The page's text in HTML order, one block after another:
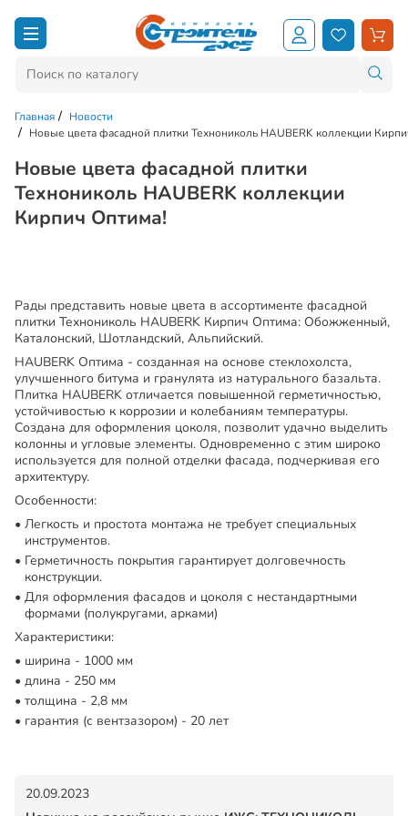
Главная
Новости
Новые цвета фасадной плитки Технониколь HAUBERK коллекции
Новые цвета фасадной плитки
Технониколь HAUBERK коллекции
Кирпич Оптима!
Рады представить новые цвета в ассортименте фасадной
плитки Технониколь HAUBERK Кирпич Оптима: Обожженный,
Каталонский, Шотландский, Альпийский.
HAUBERK Оптима - созданная на основе стеклохолста,
улучшенного битума и гранулята из натурального базальта.
Плитка HAUBERK отличается повышенной герметичностью,
устойчивостью к коррозии и колебаниям температуры.
Создана для оформления цоколя, позволит удачно выделить
колонны и угловые элементы. Одновременно с этим широко
используется для полной отделки фасада, подчеркивая его
архитектуру.
Особенности:
Легкость и простота монтажа не требует специальных
инструментов.
Герметичность покрытия гарантирует долговечность
конструкции.
Для оформления фасадов и цоколя с нестандартными
формами (полукругами, арками)
Характеристики:
ширина - 1000 мм
длина - 250 мм
толщина - 2,8 мм
гарантия (с вентзазором) - 20 лет
20.09.2023